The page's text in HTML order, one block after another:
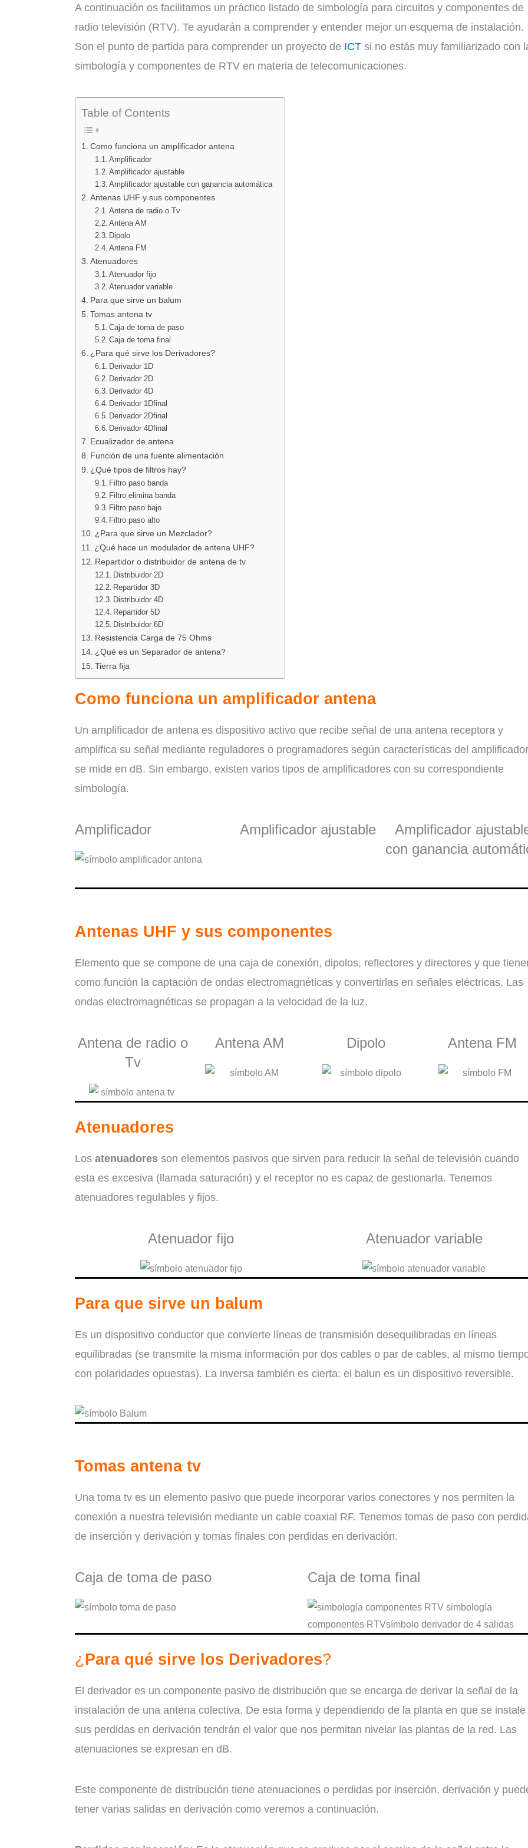
A continuación os facilitamos un práctico listado de simbología para circuitos y componentes de
radio televisión (RTV). Te ayudarán a comprender y entender mejor un esquema de instalación.
Son el punto de partida para comprender un proyecto deICT si no estás muy familiarizado con
simbología y componentes de RTV en materia de telecomunicaciones.
Table of Contents
Como funciona un amplificador antena
Amplificador
Amplificador ajustable
Amplificador ajustable con ganancia automática
Antenas UHF y sus componentes
Antena de radio o Tv
Antena AM
Dipolo
Antena FM
Atenuadores
Atenuador fijo
Atenuador variable
Para que sirve un balum
Tomas antena tv
Caja de toma de paso
Caja de toma final
¿Para qué sirve los Derivadores?
Derivador 1D
Derivador 2D
Derivador 4D
Derivador 1Dfinal
Derivador 2Dfinal
Derivador 4Dfinal
Ecualizador de antena
Función de una fuente alimentación
¿Qué tipos de filtros hay?
Filtro paso banda
Filtro elimina banda
Filtro paso bajo
Filtro paso alto
¿Para que sirve un Mezclador?
¿Qué hace un modulador de antena UHF?
Repartidor o distribuidor de antena de tv
Distribuidor 2D
Repartidor 3D
Distribuidor 4D
Repartidor 5D
Distribuidor 6D
Resistencia Carga de 75 Ohms
¿Qué es un Separador de antena?
Tierra fija
Como funciona un amplificador antena
Un amplificador de antena es dispositivo activo que recibe señal de una antena receptora y
amplifica su señal mediante reguladores o programadores según características del
se mide en dB. Sin embargo, existen varios tipos de amplificadores con su correspondiente
simbología.
Amplificador Amplificador ajustable
Amplificador
con ganancia
Antenas UHF y sus componentes
Elemento que se compone de una caja de conexión, dipolos, reflectores y directores y que
como función la captación de ondas electromagnéticas y convertirlas en señales eléctricas. Las
ondas electromagnéticas se propagan a la velocidad de la luz.
Antena de radio o
Tv
Antena AM Dipolo Antena FM
Atenuadores
Los atenuadoresson elementos pasivos que sirven para reducir la señal de televisión cuando
esta es excesiva (llamada saturación) y el receptor no es capaz de gestionarla. Tenemos
atenuadores regulables y fijos.
Atenuador fijo Atenuador variable
Para que sirve un balum
Es un dispositivo conductor que convierte líneas de transmisión desequilibradas en líneas
equilibradas (se transmite la misma información por dos cables o par de cables, al mismo
con polaridades opuestas). La inversa también es cierta: el balun es un dispositivo reversible.
Tomas antena tv
Una toma tv es un elemento pasivo que puede incorporar varios conectores y nos permiten la
conexión a nuestra televisión mediante un cable coaxial RF. Tenemos tomas de paso con
de inserción y derivación y tomas finales con perdidas en derivación.
Caja de toma de paso Caja de toma final
¿Para qué sirve los Derivadores?
El derivador es un componente pasivo de distribución que se encarga de derivar la señal de la
instalación de una antena colectiva. De esta forma y dependiendo de la planta en que se instale
sus perdidas en derivación tendrán el valor que nos permitan nivelar las plantas de la red. Las
atenuaciones se expresan en dB.
Este componente de distribución tiene atenuaciones o perdidas por inserción, derivación y
tener varias salidas en derivación como veremos a continuación.